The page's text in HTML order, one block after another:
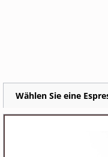
Wählen Sie eine